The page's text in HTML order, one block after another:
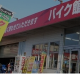
2気筒エン
300㎞/ｈ30th
30th記念モ
30周年記念
320ｃｃ